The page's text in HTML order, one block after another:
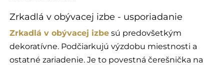
Zrkadlá v obývacej izbe - usporiadanie
Zrkadlá v obývacej izbe sú predovšetkým
dekoratívne. Podčiarkujú výzdobu miestnosti a
ostatné zariadenie. Je to povestná čerešnička na